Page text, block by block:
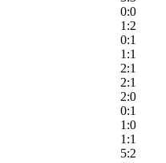
0:0
1:2
0:1
1:1
2:1
2:1
2:0
0:1
1:0
1:1
5:2